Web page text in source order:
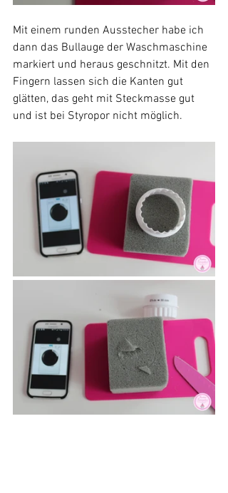
Mit einem runden Ausstecher habe ich
dann das Bullauge der Waschmaschine
markiert und heraus geschnitzt. Mit den
Fingern lassen sich die Kanten gut
glätten, das geht mit Steckmasse gut
und ist bei Styropor nicht möglich.